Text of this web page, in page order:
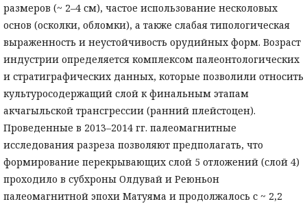
размеров (~ 2–4 см), частое использование несколовых
основ (осколки, обломки), а также слабая типологическая
выраженность и неустойчивость орудийных форм. Возраст
индустрии определяется комплексом палеонтологических
и стратиграфических данных, которые позволили относить
культуросодержащий слой к финальным этапам
акчагыльской трансгрессии (ранний плейстоцен).
Проведенные в 2013–2014 гг. палеомагнитные
исследования разреза позволяют предполагать, что
формирование перекрывающих слой 5 отложений (слой 4)
проходило в субхроны Олдувай и Реюньон
палеомагнитной эпохи Матуяма и продолжалось с ~ 2,2